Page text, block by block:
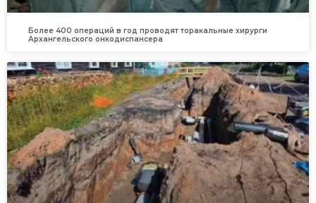
Более 400 операций в год проводят торакальные хирурги
Архангельского онкодиспансера